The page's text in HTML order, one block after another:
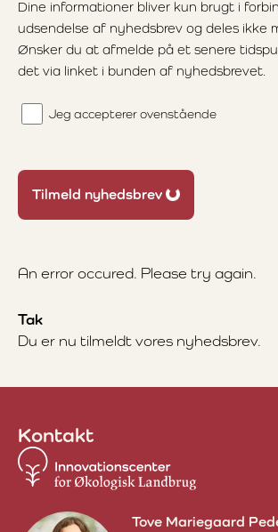
Dine informationer bliver kun brugt i
udsendelse af nyhedsbrev og deles ikke
Ønsker du at afmelde på et senere
det via linket i bunden af nyhedsbrevet.
Jeg accepterer ovenstående
Tilmeld nyhedsbrev
Loading...
An error occured. Please try again.
Tak
Du er nu tilmeldt vores nyhedsbrev.
Kontakt
Tove Mariegaard